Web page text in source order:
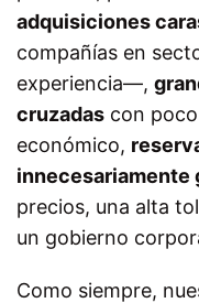
adquisiciones
compañías en
experiencia—,
cruzadas con
económico,
innecesariamente
precios, una alta
un gobierno
Como siempre,